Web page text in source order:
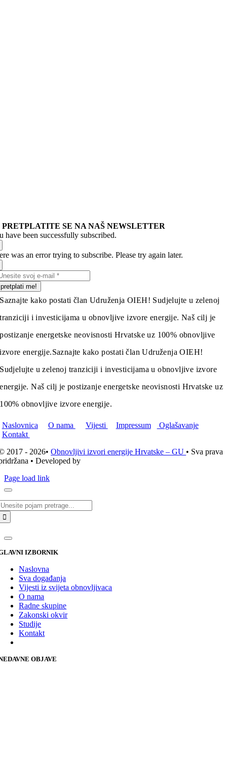
PRETPLATITE SE NA NAŠ NEWSLETTER
have been successfully subscribed.
was an error trying to subscribe. Please try again later.
pretplati me!
Saznajte kako postati član Udruženja OIEH! Sudjelujte u zelenoj
tranziciji i investicijama u obnovljive izvore energije. Naš cilj je
postizanje energetske neovisnosti Hrvatske uz 100% obnovljive
izvore energije.Saznajte kako postati član Udruženja OIEH!
Sudjelujte u zelenoj tranziciji i investicijama u obnovljive izvore
energije. Naš cilj je postizanje energetske neovisnosti Hrvatske uz
100% obnovljive izvore energije.
Naslovnica O nama Vijesti Impressum
Oglašavanje
Kontakt
2017 - 2026•Obnovljivi izvori energije Hrvatske – GU • Sva prava
• Developed by
Page load link
IZBORNIK
Naslovna
Sva događanja
Vijesti iz svijeta obnovljivaca
O nama
Radne skupine
Zakonski okvir
Studije
Kontakt
OBJAVE